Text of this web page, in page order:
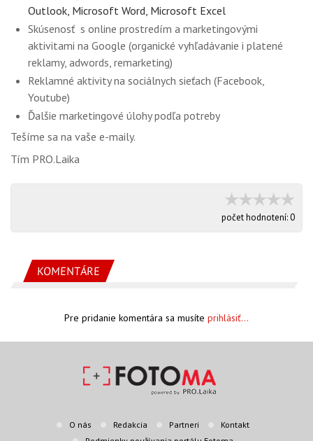
Outlook, Microsoft Word, Microsoft Excel
Skúsenosť s online prostredím a marketingovými
aktivitami na Google (organické vyhľadávanie i platené
reklamy, adwords, remarketing)
Reklamné aktivity na sociálnych sieťach (Facebook,
Youtube)
Ďalšie marketingové úlohy podľa potreby
Tešíme sa na vaše e-maily.
Tím PRO.Laika
počet hodnotení:0
KOMENTÁRE
Pre pridanie komentára sa musíte prihlásiť...
O nás Redakcia Partneri
Kontakt